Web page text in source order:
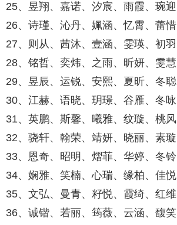
25、昱翔、嘉诺、汐宸、雨霞、琬迎
26、诗瑾、沁丹、姵涵、忆霄、蕾惜
27、则从、茜沐、壹涵、雯瑛、初羽
28、铭哲、奕炜、之雨、昕妍、雯慧
29、昱辰、运锐、安熙、夏昕、冬聪
30、江赫、语晓、玥璟、谷雁、冬咏
31、英鹏、斯馨、曦雅、纹璇、桃风
32、骁轩、翰荣、靖妍、晓丽、素璇
33、恩奇、昭明、熠菲、华婷、冬铃
34、娴雅、笑楠、心瑞、缘柏、佳悦
35、文弘、曼青、籽悦、霞绮、红维
36、诚锴、若丽、筠薇、云涵、馥笑